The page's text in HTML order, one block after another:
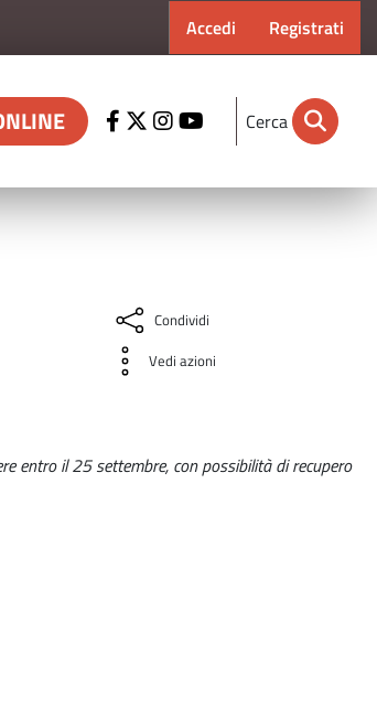
Menu profilo
Accedi Registrati
Cerca
Condividi
Vedi azioni
entro il 25 settembre, con possibilità di recupero